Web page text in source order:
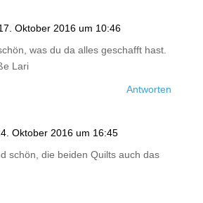
Oktober 2016 um 10:46
was du da alles geschafft hast.
Lari
Antworten
Oktober 2016 um 16:45
schön, die beiden Quilts auch das